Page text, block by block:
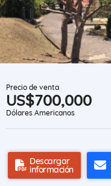
Precio de venta
US$700,000
Dólares Americanos
Descargar
información